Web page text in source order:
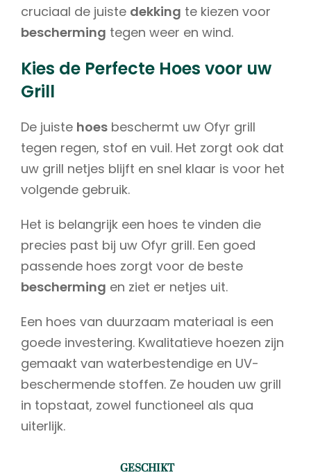
cruciaal de juiste dekking te kiezen voor
bescherming tegen weer en wind.
Kies de Perfecte Hoes voor uw
Grill
De juiste hoes beschermt uw Ofyr grill
tegen regen, stof en vuil. Het zorgt ook dat
uw grill netjes blijft en snel klaar is voor het
volgende gebruik.
Het is belangrijk een hoes te vinden die
precies past bij uw Ofyr grill. Een goed
passende hoes zorgt voor de beste
bescherming en ziet er netjes uit.
Een hoes van duurzaam materiaal is een
goede investering. Kwalitatieve hoezen zijn
gemaakt van waterbestendige en UV-
beschermende stoffen. Ze houden uw grill
in topstaat, zowel functioneel als qua
uiterlijk.
GESCHIKT